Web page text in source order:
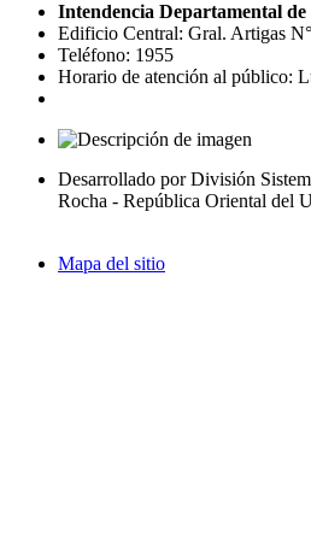
Intendencia Departamental de
Edificio Central: Gral. Artigas
Teléfono: 1955
Horario de atención al público:
Desarrollado por División
Rocha - República Oriental del
Mapa del sitio